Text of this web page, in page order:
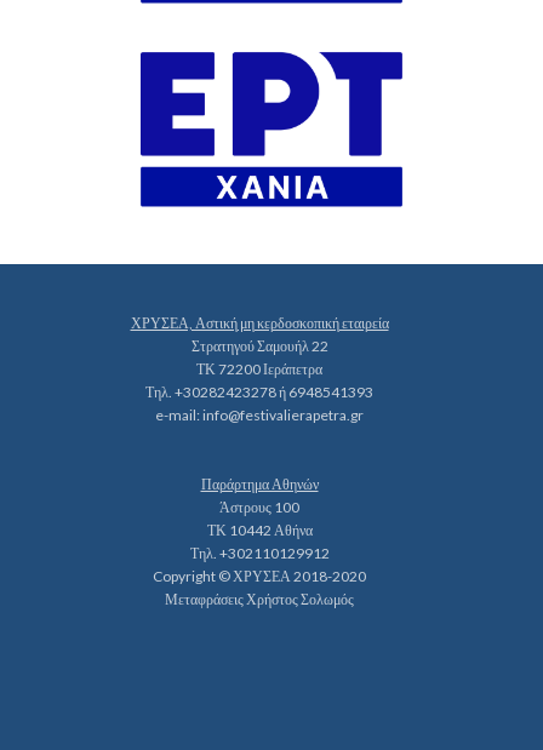
ΧΡΥΣΕΑ, Αστική μη κερδοσκοπική εταιρεία
Στρατηγού Σαμουήλ 22
ΤΚ 72200 Ιεράπετρα
Τηλ. +30282423278 ή 6948541393
e-mail:info@festivalierapetra.gr
Παράρτημα Αθηνών
Άστρους 100
ΤΚ 10442 Αθήνα
Τηλ. +302110129912
Copyright © ΧΡΥΣΕΑ 2018-2020
Μεταφράσεις Χρήστος Σολωμός